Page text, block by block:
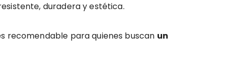
duradera y estética.
recomendable para quienes buscan un